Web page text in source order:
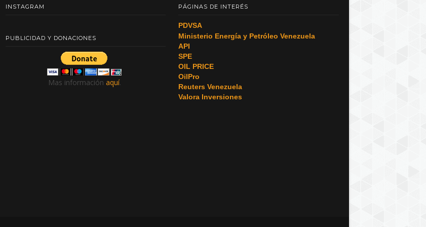
INSTAGRAM
PUBLICIDAD Y DONACIONES
Mas información aquí.
PÁGINAS DE INTERÉS
PDVSA
Ministerio Energía y Petróleo Venezuela
API
SPE
OIL PRICE
OilPro
Reuters Venezuela
Valora Inversiones